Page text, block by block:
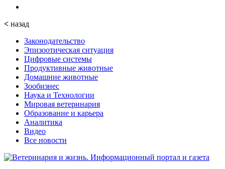
< назад
Законодательство
Эпизоотическая ситуация
Цифровые системы
Продуктивные животные
Домашние животные
Зообизнес
Наука и Технологии
Мировая ветеринария
Образование и карьера
Аналитика
Видео
Все новости